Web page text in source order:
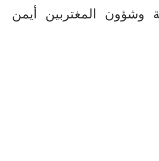
وشؤون المغتربين أيمن